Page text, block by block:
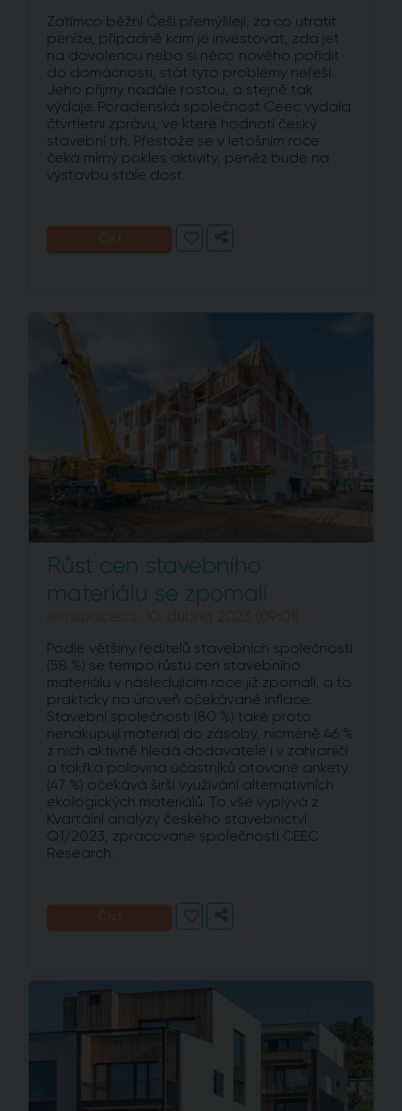
Zatímco běžní Češi přemýšlejí, za co utratit
peníze, případně kam je investovat, zda jet
na dovolenou nebo si něco nového pořídit
do domácnosti, stát tyto problémy neřeší.
Jeho příjmy nadále rostou, a stejně tak
výdaje. Poradenská společnost Ceec vydala
čtvrtletní zprávu, ve které hodnotí český
stavební trh. Přestože se v letošním roce
čeká mírný pokles aktivity, peněz bude na
výstavbu stále dost.
Číst
Růst cen stavebního
materiálu se zpomalí
remspace.cz, 10. dubna 2023 (09:01)
Podle většiny ředitelů stavebních společností
(58 %) se tempo růstu cen stavebního
materiálu v následujícím roce již zpomalí, a to
prakticky na úroveň očekávané inflace.
Stavební společnosti (80 %) také proto
nenakupují materiál do zásoby, nicméně 46 %
z nich aktivně hledá dodavatele i v zahraničí
a takřka polovina účastníků citované ankety
(47 %) očekává širší využívání alternativních
ekologických materiálů. To vše vyplývá z
Kvartální analýzy českého stavebnictví
Q1/2023, zpracované společností CEEC
Research.
Číst